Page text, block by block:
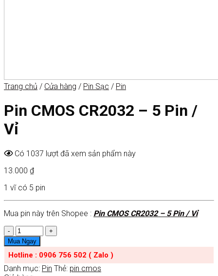
Trang chủ / Cửa hàng / Pin Sạc / Pin
Pin CMOS CR2032 – 5 Pin /
Vỉ
Có 1037 lượt đã xem sản phẩm này
13.000 ₫
1 vĩ có 5 pin
Mua pin này trên Shopee : Pin CMOS CR2032 – 5 Pin / Vỉ
Số
lượng
Mua Ngay
Hotline : 0906 756 502 ( Zalo )
Danh mục: Pin Thẻ: pin cmos